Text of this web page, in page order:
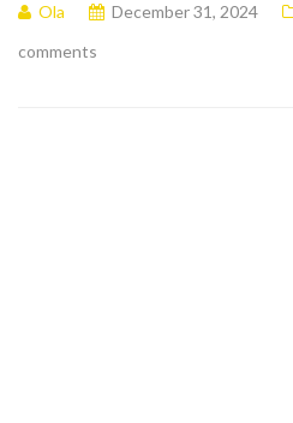
Ola December 31, 2024
comments